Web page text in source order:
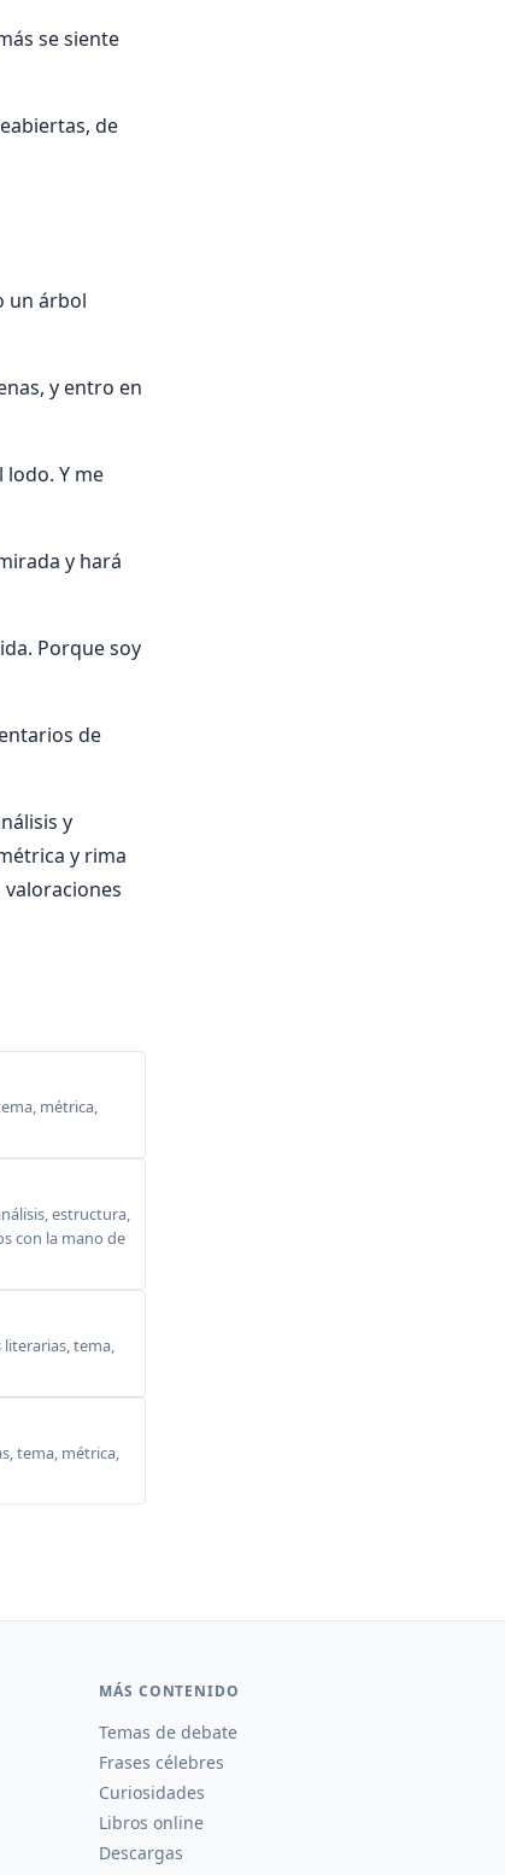
se siente
de
un árbol
y entro en
Y me
y hará
Porque soy
de
y
y rima
métrica,
estructura,
con la mano de
literarias, tema,
tema, métrica,
MÁS CONTENIDO
Temas de debate
Frases célebres
Curiosidades
Libros online
Descargas